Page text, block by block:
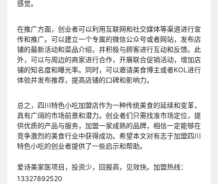
感觉。
在推广方面，创业者可以利用互联网和社交媒体等渠道进行宣
传和推广。可以建立一个专属的微信公众号或者网站，发布店
铺的最新活动和菜品介绍，并积极与顾客进行互动和反馈。此
外，可以与周边的商家进行合作，开展联合促销活动，增加店
铺的知名度和曝光率。同时，可以邀请美食博主或者KOL进行
体验并发布推荐，提高店铺的口碑和影响力。
总之，四川特色小吃加盟店作为一种传统美食的延续和变革，
具有广阔的市场前景和潜力。创业者们只需找准市场定位，提
供优质的产品与服务，加盟一家成熟的品牌，相信一定能够在
竞争激烈的美食行业中获得成功。希望本文对有志于加盟四川
特色小吃的创业者提供了一些启示和帮助。
爱诗美家医项目，投资少，回报高，见效快。加盟热线：
13327892520